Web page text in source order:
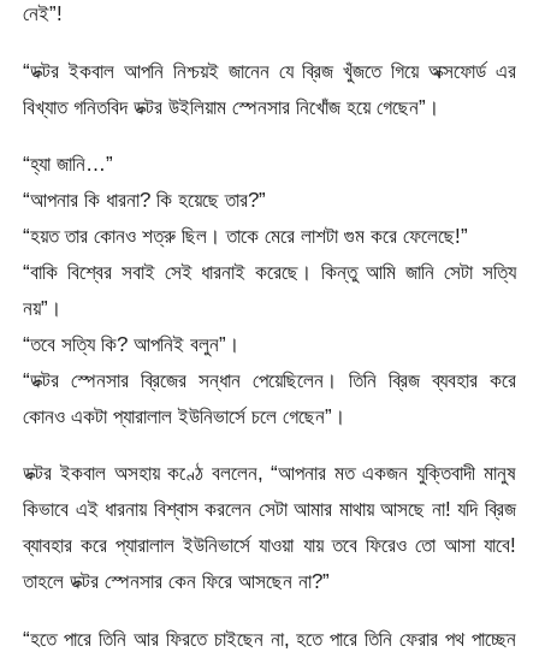
নেই”!
“ডক্টর ইকবাল আপনি নিশ্চয়ই জানেন যে ব্রিজ খুঁজতে গিয়ে অক্সফোর্ড এর
বিখ্যাত গনিতবিদ ডক্টর উইলিয়াম স্পেনসার নিখোঁজ হয়ে গেছেন”।
“হ্যা জানি…”
“আপনার কি ধারনা? কি হয়েছে তার?”
“হয়ত তার কোনও শত্রু ছিল। তাকে মেরে লাশটা গুম করে ফেলেছে!”
“বাকি বিশ্বের সবাই সেই ধারনাই করেছে। কিন্তু আমি জানি সেটা সত্যি
নয়”।
“তবে সত্যি কি? আপনিই বলুন”।
“ডক্টর স্পেনসার ব্রিজের সন্ধান পেয়েছিলেন। তিনি ব্রিজ ব্যবহার করে
কোনও একটা প্যারালাল ইউনিভার্সে চলে গেছেন”।
ডক্টর ইকবাল অসহায় কণ্ঠে বললেন, “আপনার মত একজন যুক্তিবাদী মানুষ
কিভাবে এই ধারনায় বিশ্বাস করলেন সেটা আমার মাথায় আসছে না! যদি ব্রিজ
ব্যাবহার করে প্যারালাল ইউনিভার্সে যাওয়া যায় তবে ফিরেও তো আসা যাবে!
তাহলে ডক্টর স্পেনসার কেন ফিরে আসছেন না?”
“হতে পারে তিনি আর ফিরতে চাইছেন না, হতে পারে তিনি ফেরার পথ পাচ্ছেন